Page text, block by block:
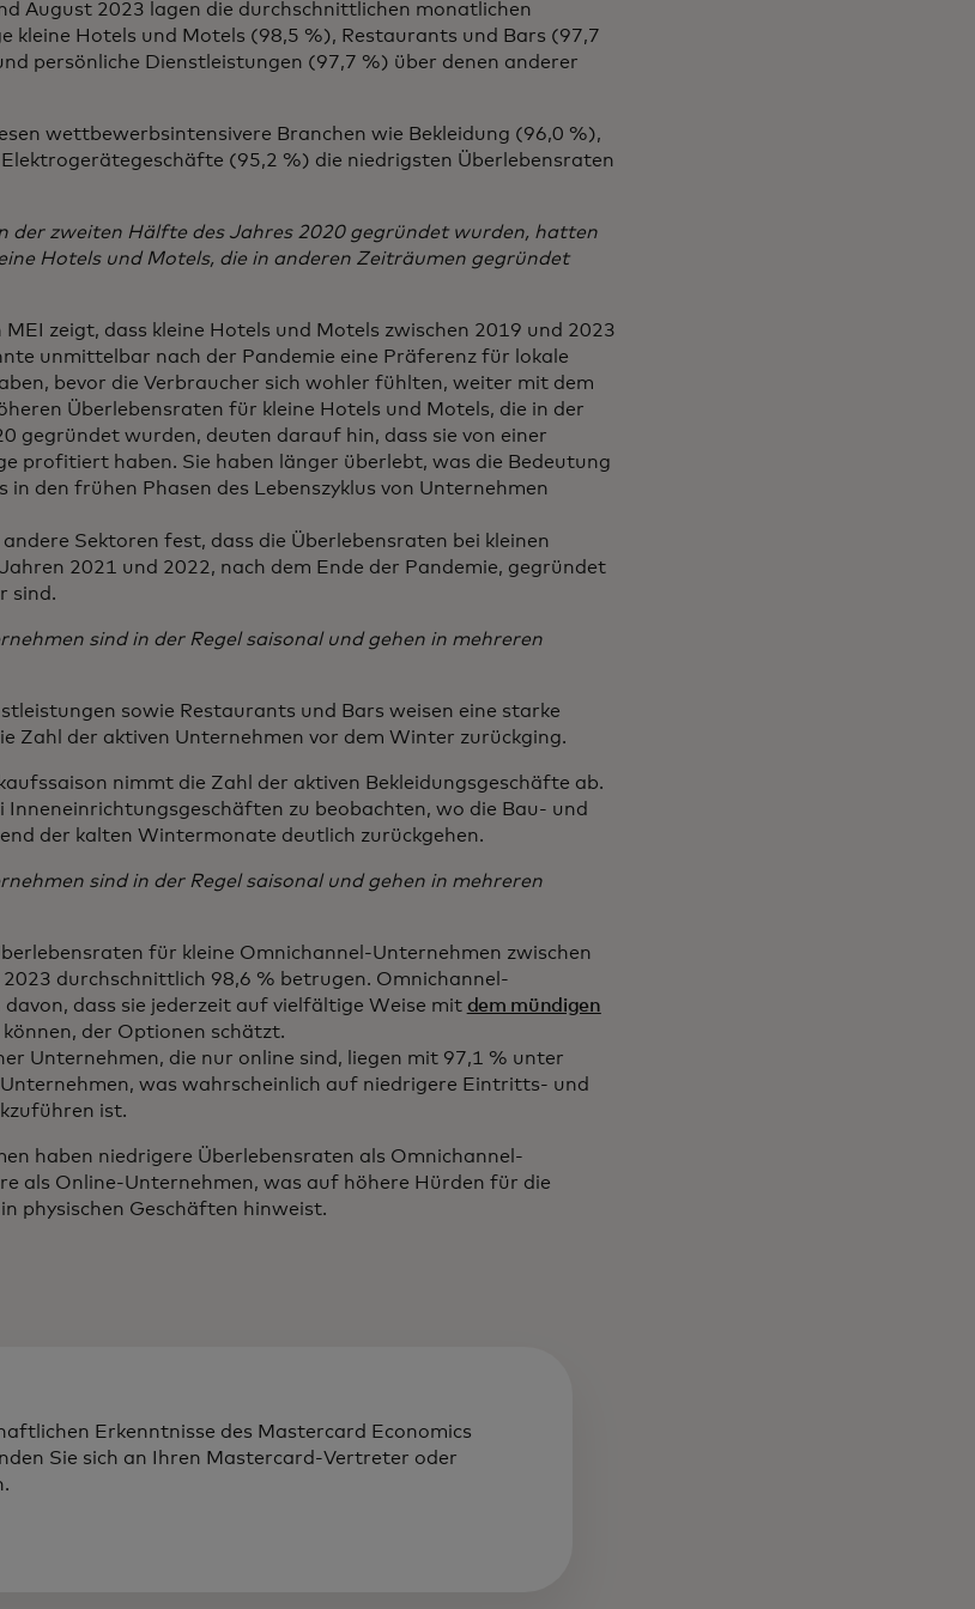
August 2023 lagen die durchschnittlichen monatlichen
kleine Hotels und Motels (98,5 %), Restaurants und Bars (97,7
persönliche Dienstleistungen (97,7 %) über denen anderer
wettbewerbsintensivere Branchen wie Bekleidung (96,0 %),
(95,2 %) die niedrigsten Überlebensraten
der zweiten Hälfte des Jahres 2020 gegründet wurden, hatten
Hotels und Motels, die in anderen Zeiträumen gegründet
MEI zeigt, dass kleine Hotels und Motels zwischen 2019 und 2023
unmittelbar nach der Pandemie eine Präferenz für lokale
bevor die Verbraucher sich wohler fühlten, weiter mit dem
Überlebensraten für kleine Hotels und Motels, die in der
gegründet wurden, deuten darauf hin, dass sie von einer
profitiert haben. Sie haben länger überlebt, was die Bedeutung
in den frühen Phasen des Lebenszyklus von Unternehmen
Sektoren fest, dass die Überlebensraten bei kleinen
2021 und 2022, nach dem Ende der Pandemie, gegründet
sind.
sind in der Regel saisonal und gehen in mehreren
sowie Restaurants und Bars weisen eine starke
Zahl der aktiven Unternehmen vor dem Winter zurückging.
nimmt die Zahl der aktiven Bekleidungsgeschäfte ab.
Inneneinrichtungsgeschäften zu beobachten, wo die Bau- und
der kalten Wintermonate deutlich zurückgehen.
sind in der Regel saisonal und gehen in mehreren
für kleine Omnichannel-Unternehmen zwischen
durchschnittlich 98,6 % betrugen. Omnichannel-
dass sie jederzeit auf vielfältige Weise mit dem mündigen
der Optionen schätzt.
Unternehmen, die nur online sind, liegen mit 97,1 % unter
was wahrscheinlich auf niedrigere Eintritts- und
ist.
haben niedrigere Überlebensraten als Omnichannel-
als Online-Unternehmen, was auf höhere Hürden für die
physischen Geschäften hinweist.
Erkenntnisse des Mastercard Economics
Sie sich an Ihren Mastercard-Vertreter oder